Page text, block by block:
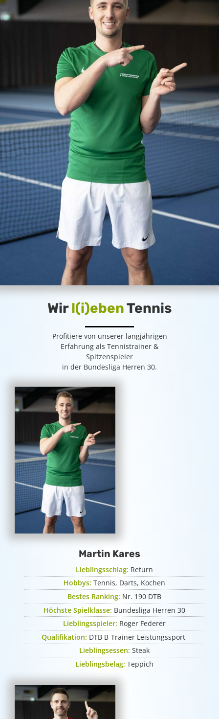
Wirl(i)ebenTennis
Profitiere von unserer langjährigen
Erfahrung als Tennistrainer &
Spitzenspieler
in der Bundesliga Herren 30.
Martin Kares
Lieblingsschlag: Return
Hobbys: Tennis, Darts, Kochen
Bestes Ranking: Nr. 190 DTB
Höchste Spielklasse: Bundesliga Herren 30
Lieblingsspieler: Roger Federer
Qualifikation: DTB B-Trainer Leistungssport
Lieblingsessen: Steak
Lieblingsbelag: Teppich